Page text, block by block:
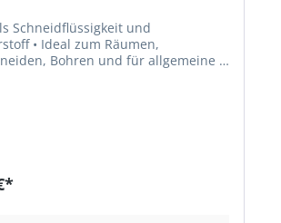
Schneidflüssigkeit und
Räumen,
Bohren und für allgemeine •